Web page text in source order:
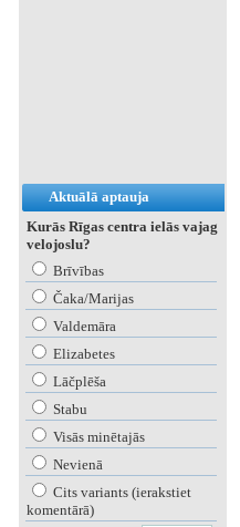
Aktuālā aptauja
Kurās Rīgas centra ielās vajag
velojoslu?
Brīvības
Čaka/Marijas
Valdemāra
Elizabetes
Lāčplēša
Stabu
Visās minētajās
Nevienā
Cits variants (ierakstiet
komentārā)